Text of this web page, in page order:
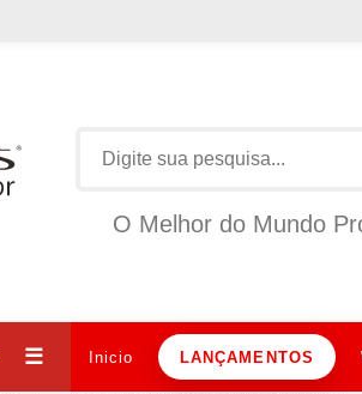
O Melhor do Mundo
☰ Inicio LANÇAMENTOS